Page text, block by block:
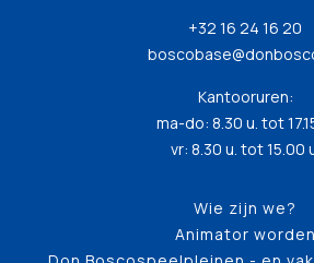
+32 16 24 16 20
Kantooruren:
ma-do: 8.30 u. tot
vr: 8.30 u. tot 15.00
Wie zijn we?
Animator worden